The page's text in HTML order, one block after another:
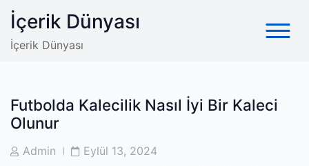
Skip
content
İçerik Dünyası
İçerik Dünyası
Futbolda Kalecilik Nasıl İyi Bir Kaleci
Olunur
PostAdmin
PostEylül 13, 2024